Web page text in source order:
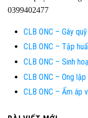
0399402477
CLB ONC – Gây
CLB ONC – Tập
CLB ONC – Sinh
CLB ONC – Ong
CLB ONC – Ấm áp